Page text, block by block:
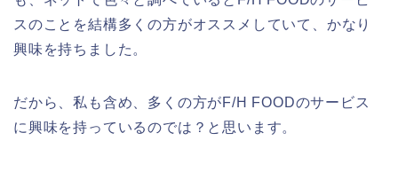
スのことを結構多くの方がオススメしていて、かなり
興味を持ちました。
だから、私も含め、多くの方がF/H FOODのサービス
に興味を持っているのでは？と思います。